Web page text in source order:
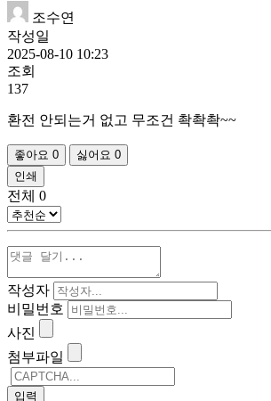
조수연
작성일
2025-08-10 10:23
조회
137
환전 안되는거 없고 무조건 촥촥촥~~
좋아요 0 싫어요 0
인쇄
전체 0
작성자
비밀번호
사진
첨부파일